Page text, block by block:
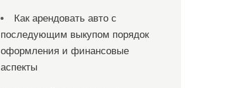
Как арендовать авто с
последующим выкупом порядок
оформления и финансовые
аспекты